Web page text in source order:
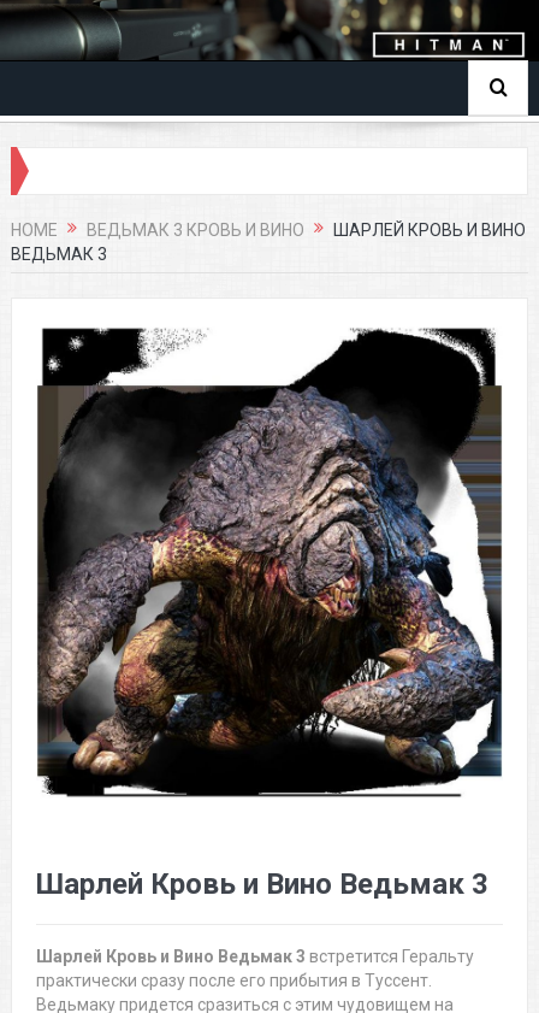
HOME ВЕДЬМАК 3 КРОВЬ И ВИНО
ШАРЛЕЙ КРОВЬ И ВИНО
ВЕДЬМАК 3
Шарлей Кровь и Вино Ведьмак 3
Шарлей Кровь и Вино Ведьмак 3 встретится Геральту
практически сразу после его прибытия в Туссент.
Ведьмаку придется сразиться с этим чудовищем на